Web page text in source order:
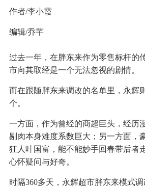
作者/李小霞
编辑/乔芊
过去一年，在胖东来作为零售标杆的
市向其取经是一个无法忽视的剧情。
而在跟随胖东来调改的名单里，永辉
个。
一方面，作为曾经的商超巨头，经历
剔肉本身难度系数巨大；另一方面，
狂人叶国富，能不能妙手回春带后者
心怀疑问与好奇。
时隔360多天，永辉超市胖东来模式调